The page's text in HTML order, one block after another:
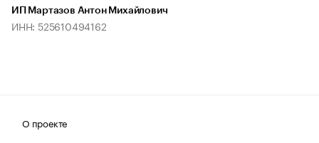
ИП Мартазов Антон Михайлович
ИНН: 525610494162
О проекте